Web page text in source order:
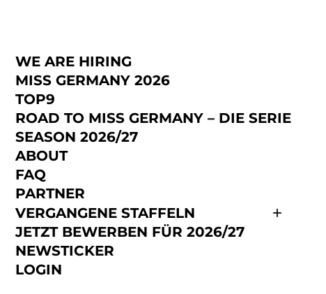
WE ARE HIRING
MISS GERMANY 2026
TOP9
ROAD TO MISS GERMANY – DIE SERIE
SEASON 2026/27
ABOUT
FAQ
PARTNER
VERGANGENE STAFFELN
JETZT BEWERBEN FÜR 2026/27
NEWSTICKER
LOGIN